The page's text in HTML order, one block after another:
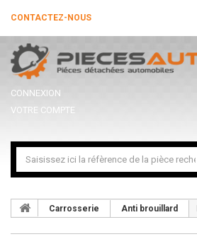
CONTACTEZ-NOUS
CONNEXION
VOTRE COMPTE
Carrosserie Anti brouillard